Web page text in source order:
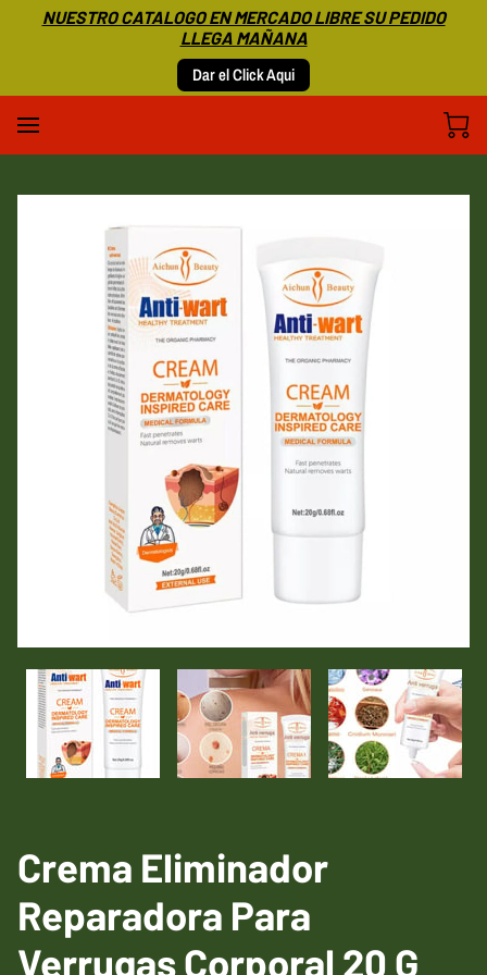
NUESTRO CATALOGO EN MERCADO LIBRE SU PEDIDO
LLEGA MAÑANA
Dar el Click Aqui
Crema Eliminador
Reparadora Para
Verrugas Corporal 20 G